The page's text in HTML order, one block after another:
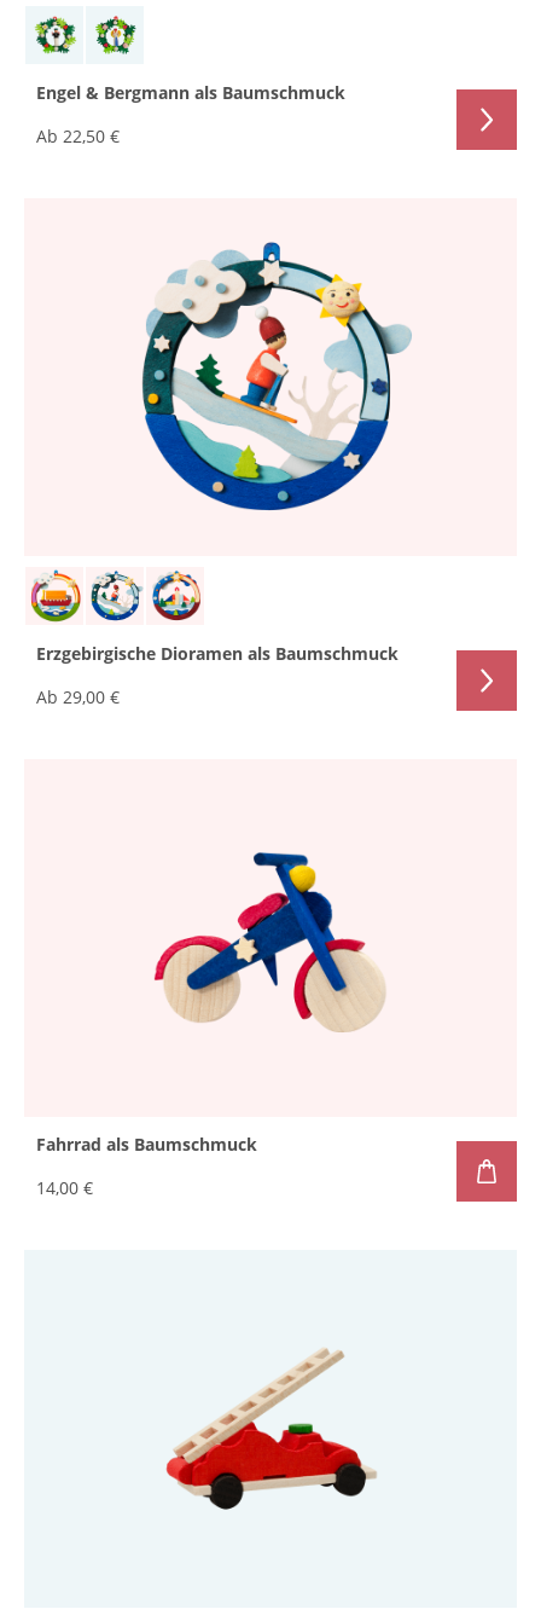
Engel & Bergmann als Baumschmuck
Ab 22,50 €
Erzgebirgische Dioramen als Baumschmuck
Ab 29,00 €
Fahrrad als Baumschmuck
14,00 €